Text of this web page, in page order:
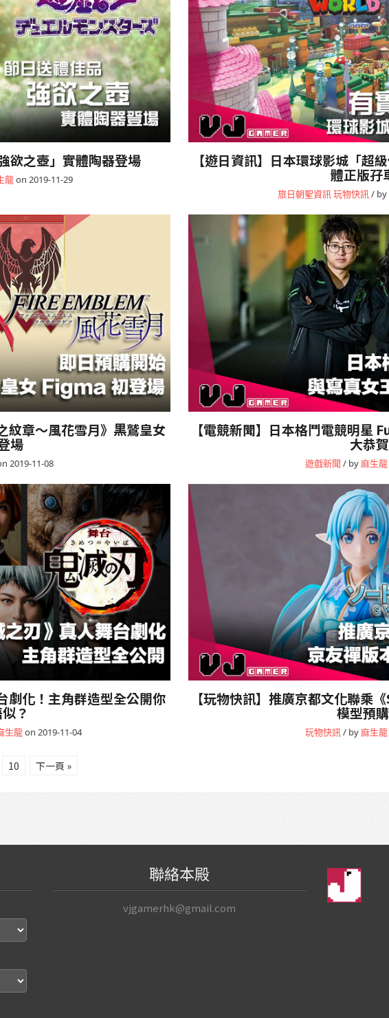
欲之壺」實體陶器登場
龍on 2019-11-29
【遊日資訊】日本環球影城「超
體正版孖
旅日朝聖資訊玩物快訊/ by
紋章～風花雪月》黒鷲皇女
場
2019-11-08
【電競新聞】日本格鬥電競明星
大恭賀
遊戲新聞 / by 麻生龍
劇化！主角群造型全公開你
？
生龍on 2019-11-04
【玩物快訊】推廣京都文化聯乘
模型預
玩物快訊/ by麻生龍
10 下一頁 »
聯絡本殿
vjgamerhk@gmail.com